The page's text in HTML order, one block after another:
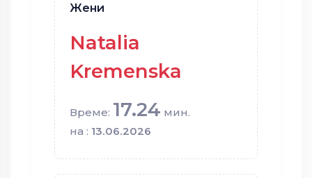
Жени
Natalia
Kremenska
Време: 17.24 мин.
на : 13.06.2026